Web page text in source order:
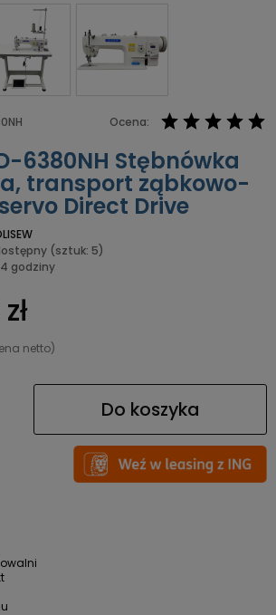
Ocena:
6380NH Stębnówka
transport ząbkowo-
Direct Drive
(sztuk: 5)
godziny
netto)
Do koszyka